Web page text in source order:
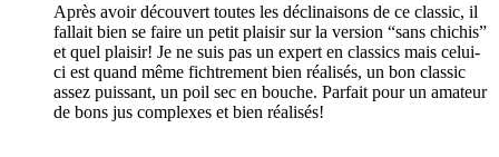
Après avoir découvert toutes les déclinaisons de ce classic, il
fallait bien se faire un petit plaisir sur la version “sans chichis”
et quel plaisir! Je ne suis pas un expert en classics mais celui-
ci est quand même fichtrement bien réalisés, un bon classic
assez puissant, un poil sec en bouche. Parfait pour un amateur
de bons jus complexes et bien réalisés!